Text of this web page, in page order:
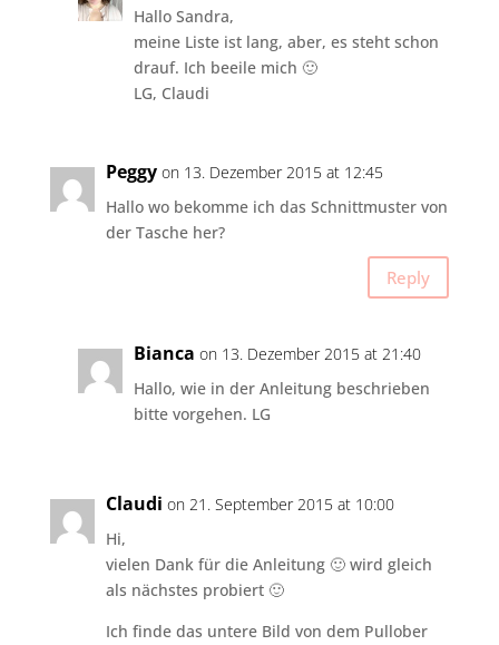
Hallo Sandra,
meine Liste ist lang, aber, es steht schon
drauf. Ich beeile mich 🙂
LG, Claudi
Peggy on 13. Dezember 2015 at 12:45
Hallo wo bekomme ich das Schnittmuster von
der Tasche her?
Reply
Bianca on 13. Dezember 2015 at 21:40
Hallo, wie in der Anleitung beschrieben
bitte vorgehen. LG
Claudi on 21. September 2015 at 10:00
Hi,
vielen Dank für die Anleitung 🙂 wird gleich
als nächstes probiert 🙂
Ich finde das untere Bild von dem Pullober